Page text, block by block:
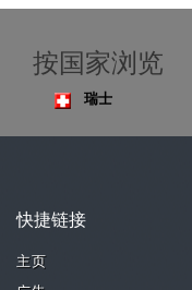
按国家浏览
瑞士
快捷链接
主页